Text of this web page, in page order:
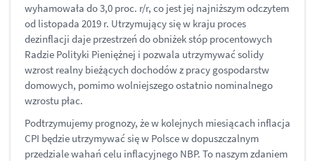
wyhamowała do 3,0 proc. r/r, co jest jej najniższym odczytem
od listopada 2019 r. Utrzymujący się w kraju proces
dezinflacji daje przestrzeń do obniżek stóp procentowych
Radzie Polityki Pieniężnej i pozwala utrzymywać solidy
wzrost realny bieżących dochodów z pracy gospodarstw
domowych, pomimo wolniejszego ostatnio nominalnego
wzrostu płac.
Podtrzymujemy prognozy, że w kolejnych miesiącach inflacja
CPI będzie utrzymywać się w Polsce w dopuszczalnym
przedziale wahań celu inflacyjnego NBP. To naszym zdaniem